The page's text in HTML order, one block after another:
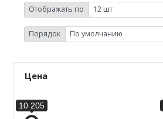
Отображать по
Порядок
Цена
10 205
Jordan Tatum
Air Jordan 40
Air Jordan 39
Nike Dunk
Nike Blazer
Nike P-6000
adidas Samba
adidas Handball
adidas Adistar